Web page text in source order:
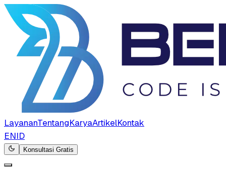
LayananTentangKaryaArtikelKontak
ENID
Konsultasi Gratis